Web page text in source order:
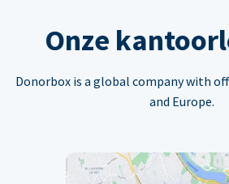
Onze
Donorbox is a global company with
and Europe.